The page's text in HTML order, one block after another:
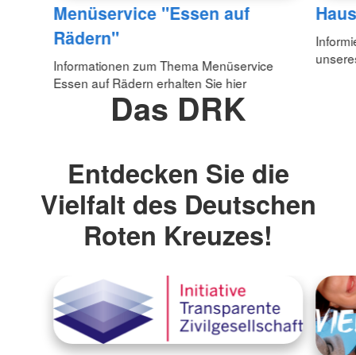
Menüservice "Essen auf
Rädern"
Informationen zum Thema Menüservice
Essen auf Rädern erhalten Sie hier
Das DRK
Entdecken Sie die
Vielfalt des Deutschen
Roten Kreuzes!